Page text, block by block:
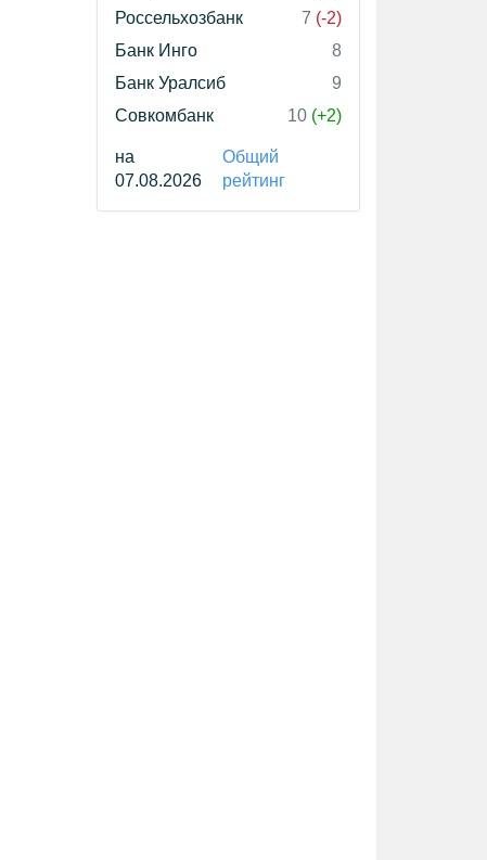
Россельхозбанк
7 (-2)
Банк Инго
8
Банк Уралсиб
9
Совкомбанк
10 (+2)
на
07.08.2026
Общий
рейтинг